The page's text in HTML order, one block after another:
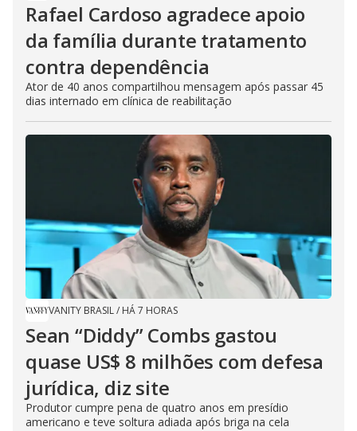
Rafael Cardoso agradece apoio
da família durante tratamento
contra dependência
Ator de 40 anos compartilhou mensagem após passar 45
dias internado em clínica de reabilitação
VANITY BRASIL/ HÁ 7 HORAS
Sean “Diddy” Combs gastou
quase US$ 8 milhões com defesa
jurídica, diz site
Produtor cumpre pena de quatro anos em presídio
americano e teve soltura adiada após briga na cela